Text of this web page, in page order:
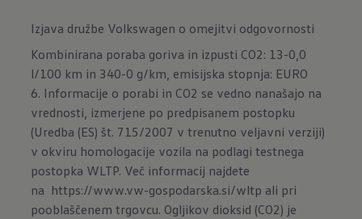
Izjava družbe Volkswagen o omejitvi odgovornosti
Kombinirana poraba goriva in izpusti CO2: 13-0,0
l/100 km in 340-0 g/km, emisijska stopnja: EURO
6. Informacije o porabi in CO2 se vedno nanašajo na
vrednosti, izmerjene po predpisanem postopku
(Uredba (ES) št. 715/2007 v trenutno veljavni verziji)
v okviru homologacije vozila na podlagi testnega
postopka WLTP. Več informacij najdete
na https://www.vw-gospodarska.si/wltp ali pri
pooblaščenem trgovcu. Ogljikov dioksid (CO2) je